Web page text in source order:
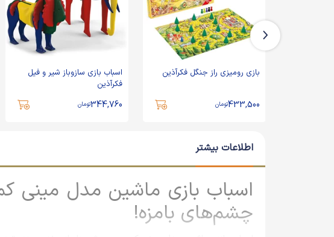
بازی رومیزی راز جنگل فکرآذین
433,500تومان
اسباب بازی سازوباز شیر و فیل
فکرآذین
344,760تومان
اطلاعات بیشتر
اسباب بازی ماشین مدل مینی
چشم‌های بامزه!